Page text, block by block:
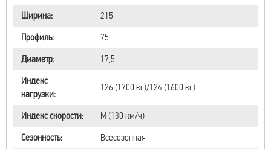
Ширина:
215
Профиль:
75
Диаметр:
17,5
Индекс
нагрузки:
126 (1700 кг)/124 (1600 кг)
Индекс скорости:
M (130 км/ч)
Сезонность:
Всесезонная